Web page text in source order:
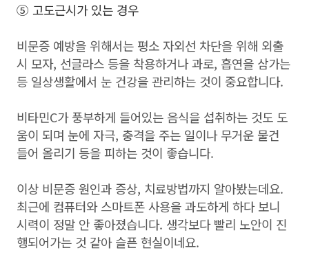
⑤ 고도근시가 있는 경우
비문증 예방을 위해서는 평소 자외선 차단을 위해 외출
시 모자, 선글라스 등을 착용하거나 과로, 흡연을 삼가는
등 일상생활에서 눈 건강을 관리하는 것이 중요합니다.
비타민C가 풍부하게 들어있는 음식을 섭취하는 것도 도
움이 되며 눈에 자극, 충격을 주는 일이나 무거운 물건
들어 올리기 등을 피하는 것이 좋습니다.
이상 비문증 원인과 증상, 치료방법까지 알아봤는데요.
최근에 컴퓨터와 스마트폰 사용을 과도하게 하다 보니
시력이 정말 안 좋아졌습니다. 생각보다 빨리 노안이 진
행되어가는 것 같아 슬픈 현실이네요.